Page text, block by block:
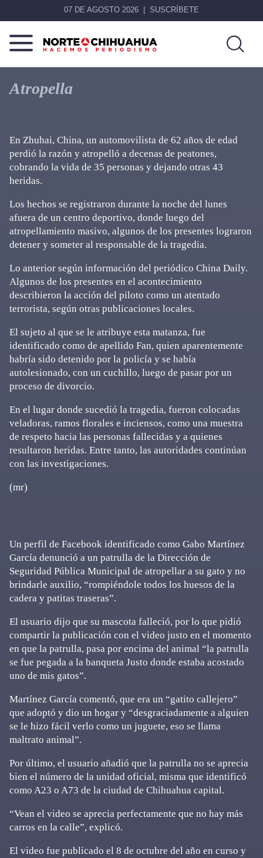
07 DE AGOSTO 2026 SUSCRÍBETE
Norte
Chihuahua
Más
que
noticias,
Atropella
En Zhuhai, China, un automovilista de 62 años de edad
perdió la razón y atropelló a decenas de peatones,
cobrando la vida de 35 personas y dejando otras 43
heridas.
Los hechos se registraron durante la noche del lunes
afuera de un centro deportivo, donde luego del
atropellamiento masivo, algunos de los presentes lograron
detener y someter al responsable de la tragedia.
Lo anterior según información del periódico China Daily.
Algunos de los presentes en el acontecimiento
describieron la acción del piloto como un atentado
terrorista, según otras publicaciones locales.
El sujeto al que se le atribuye esta matanza, fue
identificado como de apellido Fan, quien aparentemente
habría sido detenido por la policía y se había
autolesionado, con un cuchillo, luego de pasar por un
proceso de divorcio.
En el lugar donde sucedió la tragedia, fueron colocadas
veladoras, ramos florales e inciensos, como una muestra
de respeto hacia las personas fallecidas y a quienes
resultaron heridas. Entre tanto, las autoridades continúan
con las investigaciones.
(mr)
Un perfil de Facebook identificado como Gabo Martínez
García denunció a un patrulla de la Dirección de
Seguridad Pública Municipal de atropellar a su gato y no
brindarle auxilio, “rompiéndole todos los huesos de la
cadera y patitas traseras”.
El usuario dijo que su mascota falleció, por lo que pidió
compartir la publicación con el video justo en el momento
en que la patrulla, pasa por encima del animal “la patrulla
se fue pegada a la banqueta Justo donde estaba acostado
uno de mis gatos”.
Martínez García comentó, que era un “gatito callejero”
que adoptó y dio un hogar y “desgraciadamente a alguien
se le hizo fácil verlo como un juguete, eso se llama
maltrato animal”.
Por último, el usuario añadió que la patrulla no se aprecia
bien el número de la unidad oficial, misma que identificó
como A23 o A73 de la ciudad de Chihuahua capital.
“Vean el video se aprecia perfectamente que no hay más
carros en la calle”, explicó.
El video fue publicado el 8 de octubre del año en curso y